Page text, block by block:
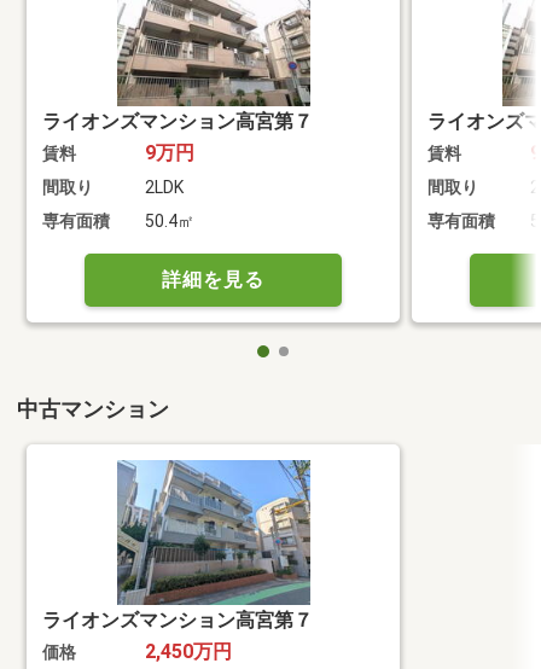
ライオンズマンション高宮第７
賃料 9万円
間取り
2LDK
専有面積
50.4㎡
詳細を見る
ライオンズ
賃料
間取り
専有面積
中古マンション
ライオンズマンション高宮第７
価格 2,450万円